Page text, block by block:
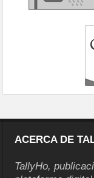
ACERCA DE
TallyHo,